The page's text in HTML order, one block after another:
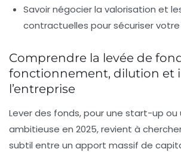
Savoir négocier la valorisation et
contractuelles pour sécuriser
Comprendre la levée de
fonctionnement, dilution et
l’entreprise
Lever des fonds, pour une start-up ou
ambitieuse en 2025, revient à
subtil entre un apport massif de